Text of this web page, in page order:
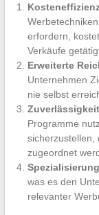
erfordern,
Verkäufe
Erweiterte
Unternehmen
nie selbst
Programme
sicherzustellen,
zugeordnet
Spezialisierung
was es den
relevanter